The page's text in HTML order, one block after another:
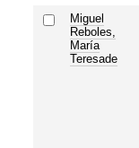
Miguel
Reboles,
María
Teresade